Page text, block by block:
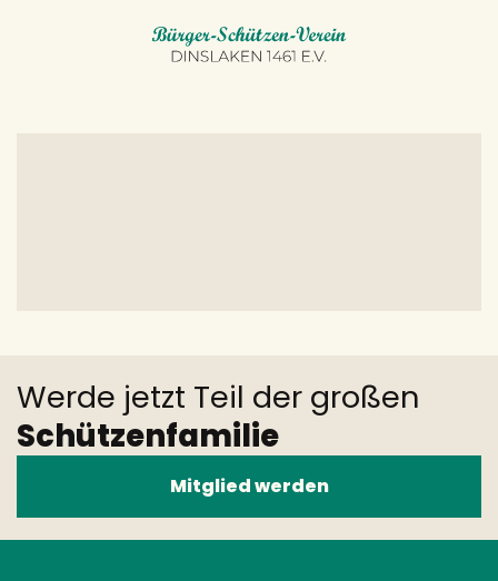
Werde jetzt Teil der großen
Schützenfamilie
Mitglied werden